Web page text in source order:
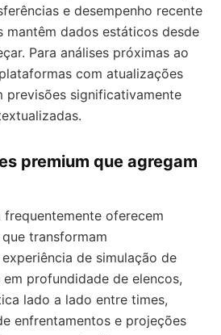
e desempenho recente
mantêm dados estáticos desde
Para análises próximas ao
com atualizações
previsões significativamente
premium que agregam
oferecem
transformam
de simulação de
profundidade de elencos,
lado a lado entre times,
enfrentamentos e projeções